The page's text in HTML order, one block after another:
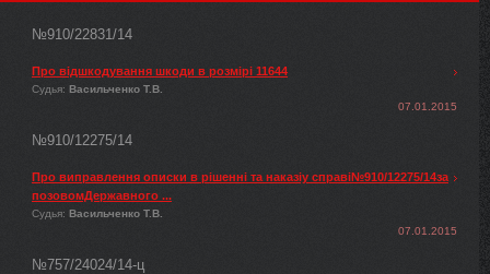
№910/22831/14
Про відшкодування шкоди в розмірі 11644
Судья: Васильченко Т.В.
07.01.2015
№910/12275/14
Про виправлення описки в рішенні та наказіу справі№910/12275/14за
позовомДержавного ...
Судья: Васильченко Т.В.
07.01.2015
№757/24024/14-ц